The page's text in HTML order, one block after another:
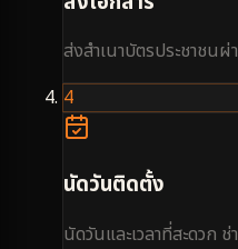
ส่งสำเนาบัตรประชาชน
4
นัดวันติดตั้ง
นัดวันและเวลาที่สะดวก